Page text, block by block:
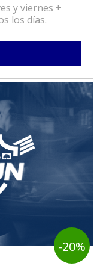
y viernes +
los días.
-20%